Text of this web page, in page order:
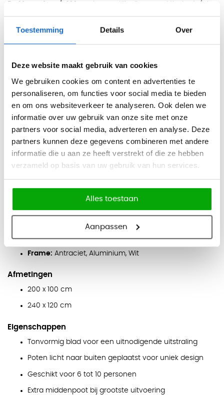
Toestemming Details Over
Deze website maakt gebruik van cookies
We gebruiken cookies om content en advertenties te
personaliseren, om functies voor social media te bieden
en om ons websiteverkeer te analyseren. Ook delen we
informatie over uw gebruik van onze site met onze
partners voor social media, adverteren en analyse. Deze
partners kunnen deze gegevens combineren met andere
informatie die u aan ze heeft verstrekt of die ze hebben
verzameld op basis van uw gebruik van hun services.
Alles toestaan
Aanpassen
met een uniek ontwerp. De licht naar buiten staande poten
geven de tafel een moderne uitstraling, waardoor deze zich
onderscheidt van standaard vergadertafels. Ideaal voor
Het tonvormige blad zorgt voor een open en uitnodigende
setting, waardoor alle deelnemers elkaar goed kunnen
aankijken tijdens overleg. Dit bevordert de interactie en
samenwerking binnen het team.
De tafel is verkrijgbaar in twee formaten en geschikt voor 6
tot 10 personen. De grootste uitvoering is voorzien van een
extra middenpoot voor optimale stabiliteit. Optioneel kan de
tafel worden uitgerust met een Flip-up box voor het netjes
wegwerken van kabels en aansluitingen.
Kleuren
Aluminium, Eiken, Licht acacia, Licht noten,
Natuur eiken, Antraciet, Wit, Zwart
Frame: Antraciet, Aluminium, Wit
Afmetingen
200 x 100 cm
240 x 120 cm
Eigenschappen
Tonvormig blad voor een uitnodigende uitstraling
Poten licht naar buiten geplaatst voor uniek design
Geschikt voor 6 tot 10 personen
Extra middenpoot bij grootste uitvoering